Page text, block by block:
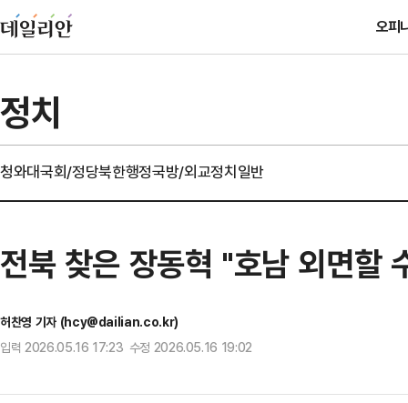
오피
정치
청와대국회/정당북한행정국방/외교정치일반
전북 찾은 장동혁 "호남 외면
허찬영 기자 (hcy@dailian.co.kr)
입력 2026.05.16 17:23 수정 2026.05.16 19:02